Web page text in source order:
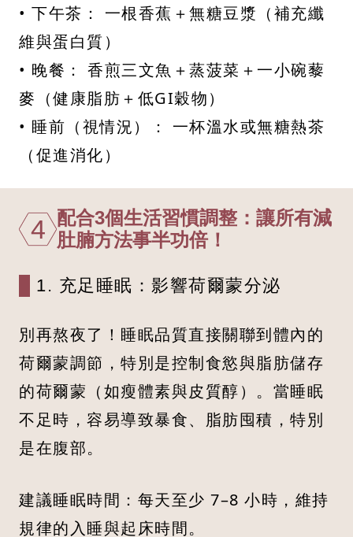
• 下午茶： 一根香蕉＋無糖豆漿（補充纖
維與蛋白質）
• 晚餐： 香煎三文魚＋蒸菠菜＋一小碗藜
麥（健康脂肪＋低GI穀物）
• 睡前（視情況）： 一杯溫水或無糖熱茶
（促進消化）
4 配合3個生活習慣調整：讓所有減
肚腩方法事半功倍！
1. 充足睡眠：影響荷爾蒙分泌
別再熬夜了！睡眠品質直接關聯到體內的
荷爾蒙調節，特別是控制食慾與脂肪儲存
的荷爾蒙（如瘦體素與皮質醇）。當睡眠
不足時，容易導致暴食、脂肪囤積，特別
是在腹部。
建議睡眠時間：每天至少 7–8 小時，維持
規律的入睡與起床時間。